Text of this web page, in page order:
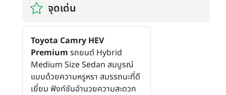
จุดเด่น
Toyota Camry HEV
Premium รถยนต์ Hybrid
Medium Size Sedan สมบูรณ์
แบบด้วยความหรูหรา สมรรถนะที่ดี
เยี่ยม ฟังก์ชันอำนวยความสะดวก